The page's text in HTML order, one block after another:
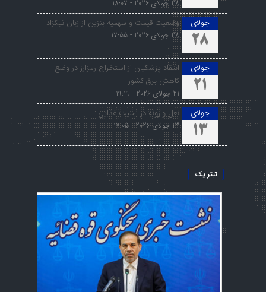
28 جولای 2026 - 18:07
جولای
28
وضعیت قیمت و سهمیه بنزین از زبان نیکزاد
28 جولای 2026 - 17:55
جولای
21
انتقاد پزشکیان از استخراج رمزارز در وضع
کاهش برق کشور
21 جولای 2026 - 19:19
جولای
13
نعل وارونه در امنیت غذایی
13 جولای 2026 - 17:05
تیتر یک